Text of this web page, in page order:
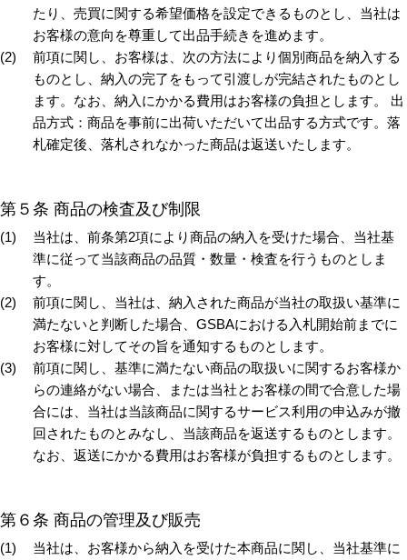
たり、売買に関する希望価格を設定できるものとし、当社は
お客様の意向を尊重して出品手続きを進めます。
前項に関し、お客様は、次の方法により個別商品を納入する
ものとし、納入の完了をもって引渡しが完結されたものとし
ます。なお、納入にかかる費用はお客様の負担とします。 出
品方式：商品を事前に出荷いただいて出品する方式です。落
札確定後、落札されなかった商品は返送いたします。
第５条 商品の検査及び制限
当社は、前条第2項により商品の納入を受けた場合、当社基
準に従って当該商品の品質・数量・検査を行うものとしま
す。
前項に関し、当社は、納入された商品が当社の取扱い基準に
満たないと判断した場合、GSBAにおける入札開始前までに
お客様に対してその旨を通知するものとします。
前項に関し、基準に満たない商品の取扱いに関するお客様か
らの連絡がない場合、または当社とお客様の間で合意した場
合には、当社は当該商品に関するサービス利用の申込みが撤
回されたものとみなし、当該商品を返送するものとします。
なお、返送にかかる費用はお客様が負担するものとします。
第６条 商品の管理及び販売
当社は、お客様から納入を受けた本商品に関し、当社基準に